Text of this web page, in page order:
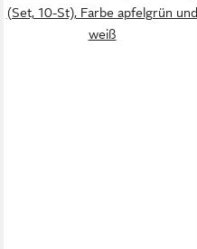
(Set, 10-St), Farbe apfelgrün und
weiß